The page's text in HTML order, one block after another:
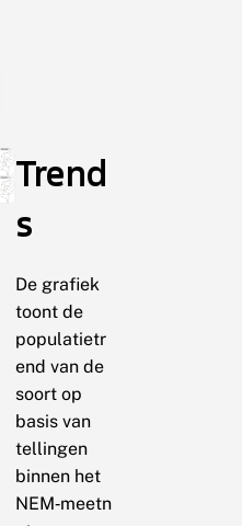
Trend
s
De grafiek
toont de
populatietr
end van de
soort op
basis van
tellingen
binnen het
NEM‑meetn